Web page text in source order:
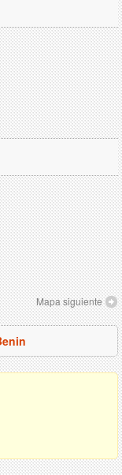
Mapa siguiente